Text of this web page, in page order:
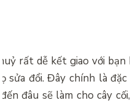
rất dễ kết giao với
sửa đổi. Đây chính là
đâu sẽ làm cho cây